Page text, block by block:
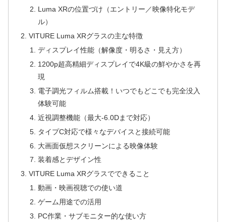
Luma XRの位置づけ（エントリー／映像特化モデ
ル）
VITURE Luma XRグラスの主な特徴
ディスプレイ性能（解像度・明るさ・見え方）
1200p超高精細ディスプレイで4K級の鮮やかさを再
現
電子調光フィルム搭載！いつでもどこでも完全没入
体験可能
近視調整機能（最大-6.0Dまで対応）
タイプC対応で様々なデバイスと接続可能
大画面仮想スクリーンによる映像体験
装着感とデザイン性
VITURE Luma XRグラスでできること
動画・映画視聴での使い道
ゲーム用途での活用
PC作業・サブモニター的な使い方